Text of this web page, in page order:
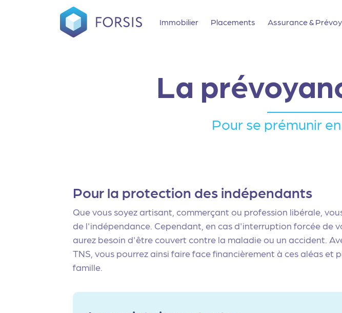
Immobilier Placements Assurance &
La
Pour se prémunir
Pour la protection des indépendants
Que vous soyez artisant, commerçant ou profession libérale,
de l'indépendance. Cependant, en cas d'interruption forcée de
aurez besoin d'être couvert contre la maladie ou un accident.
TNS, vous pourrez ainsi faire face financièrement à ces aléas et
famille.